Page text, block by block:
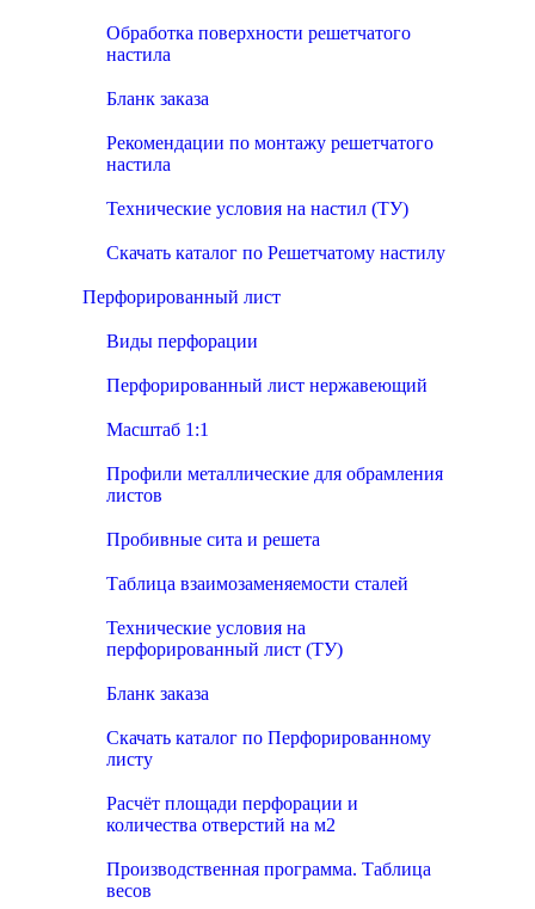
Обработка поверхности решетчатого
настила
Бланк заказа
Рекомендации по монтажу решетчатого
настила
Технические условия на настил (ТУ)
Скачать каталог по Решетчатому настилу
Перфорированный лист
Виды перфорации
Перфорированный лист нержавеющий
Масштаб 1:1
Профили металлические для обрамления
листов
Пробивные сита и решета
Таблица взаимозаменяемости сталей
Технические условия на
перфорированный лист (ТУ)
Бланк заказа
Скачать каталог по Перфорированному
листу
Расчёт площади перфорации и
количества отверстий на м2
Производственная программа. Таблица
весов